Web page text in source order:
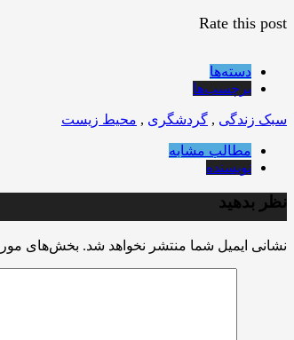
Rate this post
دسته‌ها
برچسب‌ها
سبک زندگی , گردشگری , محیط زیست
مطالب مشابه
نویسنده
نظر بدهید
نشانی ایمیل شما منتشر نخواهد شد. بخش‌های